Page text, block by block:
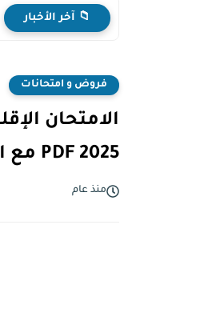
📁 آخر الأخبار
فروض و امتحانات
الامتحان
2025 PDF مع التصحيح
منذ عام